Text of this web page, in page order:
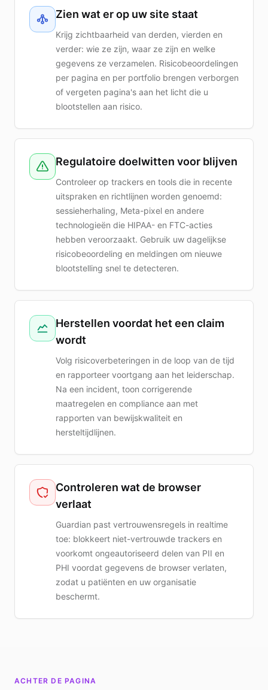
Zien wat er op uw site staat
Krijg zichtbaarheid van derden, vierden en
verder: wie ze zijn, waar ze zijn en welke
gegevens ze verzamelen. Risicobeoordelingen
per pagina en per portfolio brengen verborgen
of vergeten pagina's aan het licht die u
blootstellen aan risico.
Regulatoire doelwitten voor blijven
Controleer op trackers en tools die in recente
uitspraken en richtlijnen worden genoemd:
sessieherhaling, Meta-pixel en andere
technologieën die HIPAA- en FTC-acties
hebben veroorzaakt. Gebruik uw dagelijkse
risicobeoordeling en meldingen om nieuwe
blootstelling snel te detecteren.
Herstellen voordat het een claim
wordt
Volg risicoverbeteringen in de loop van de tijd
en rapporteer voortgang aan het leiderschap.
Na een incident, toon corrigerende
maatregelen en compliance aan met
rapporten van bewijskwaliteit en
hersteltijdlijnen.
Controleren wat de browser
verlaat
Guardian past vertrouwensregels in realtime
toe: blokkeert niet-vertrouwde trackers en
voorkomt ongeautoriseerd delen van PII en
PHI voordat gegevens de browser verlaten,
zodat u patiënten en uw organisatie
beschermt.
ACHTER DE PAGINA